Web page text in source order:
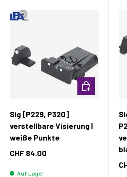
Sig [P229, P320]
verstellbare Visierung |
weiße Punkte
CHF 84.00
Auf Lager
In den